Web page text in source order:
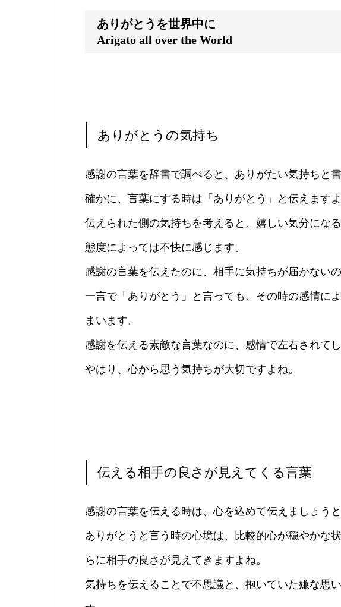
ありがとうを世界中に
Arigato all over the World
ありがとうの気持ち
感謝の言葉を辞書で調べると、ありがたい気持ちと書
確かに、言葉にする時は「ありがとう」と伝えますよ
伝えられた側の気持ちを考えると、嬉しい気分にな
態度によっては不快に感じます。
感謝の言葉を伝えたのに、相手に気持ちが届かない
一言で「ありがとう」と言っても、その時の感情に
まいます。
感謝を伝える素敵な言葉なのに、感情で左右されて
やはり、心から思う気持ちが大切ですよね。
伝える相手の良さが見えてくる言葉
感謝の言葉を伝える時は、心を込めて伝えましょうと
ありがとうと言う時の心境は、比較的心が穏やかな
らに相手の良さが見えてきますよね。
気持ちを伝えることで不思議と、抱いていた嫌な思